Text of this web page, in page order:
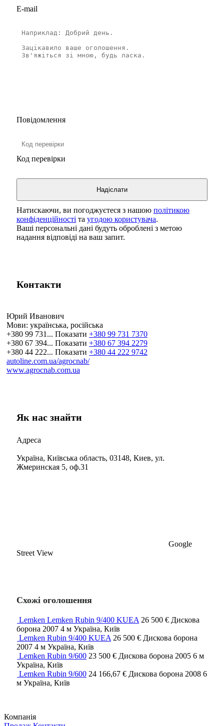
E-mail
Повідомлення
Код перевірки
Натискаючи, ви погоджуєтеся з нашою політикою
конфіденційності та угодою користувача.
Ваші персональні дані будуть оброблені з метою
надання відповіді на ваш запит.
Контакти
Юрий Иванович
Мови: українська, російська
+380 99 731... Показати +380 99 731 7370
+380 67 394... Показати +380 67 394 2279
+380 44 222... Показати +380 44 222 9742
autoline.com.ua/agrocnab/
www.agrocnab.com.ua
Як нас знайти
Адреса
Україна, Київська область, 03148, Киев, ул.
Жмеринская 5, оф.31
Google
Street View
Схожі оголошення
Lemken Lemken Rubin 9/400 KUEA 26 500 € Дискова
борона 2007 4 м Україна, Київ
Lemken Rubin 9/400 KUEA 26 500 € Дискова борона
2007 4 м Україна, Київ
Lemken Rubin 9/600 23 500 € Дискова борона 2005 6 м
Україна, Київ
Lemken Rubin 9/600 24 166,67 € Дискова борона 2008 6
м Україна, Київ
Компанія